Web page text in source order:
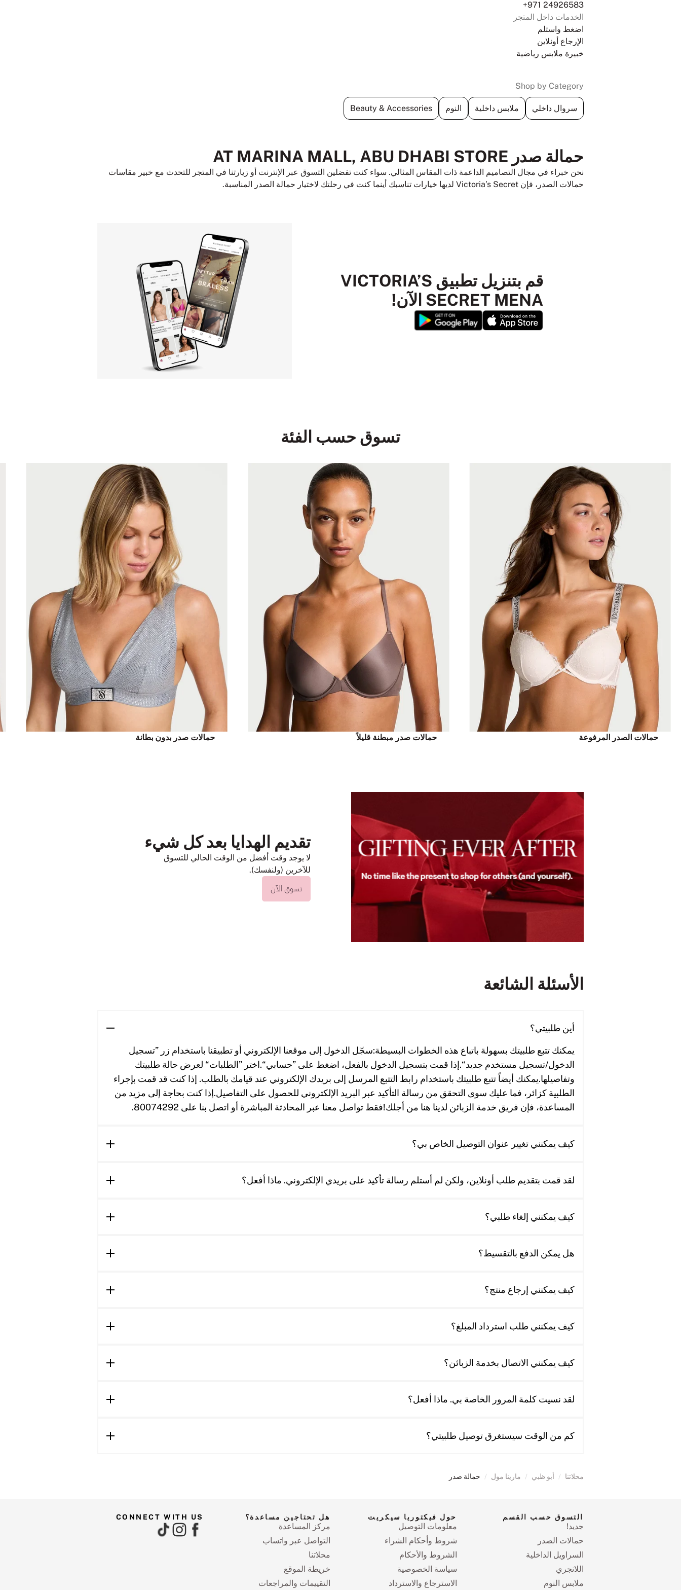
+971 24926583
الخدمات داخل المتجر
اضغط واستلم
الإرجاع أونلاين
خبيرة ملابس رياضية
Shop by Category
سروال داخلي ملابس داخلية النوم Beauty & Accessories
حمالة صدر AT MARINA MALL, ABU DHABI STORE
نحن خبراء في مجال التصاميم الداعمة ذات المقاس المثالي. سواء كنت تفضلين التسوق عبر الإنترنت أو زيارتنا في المتجر للتحدث مع خبير مقاسات
حمالات الصدر، فإن Victoria’s Secret لديها خيارات تناسبك أينما كنت في رحلتك لاختيار حمالة الصدر المناسبة.
قم بتنزيل تطبيق VICTORIA’S
SECRET MENA الآن!
تسوق حسب الفئة
حمالات الصدر المرفوعة حمالات صدر مبطنة قليلاً حمالات صدر بدون بطانة
تقديم الهدايا بعد كل شيء
لا يوجد وقت أفضل من الوقت الحالي للتسوق
للآخرين (ولنفسك).
تسوق الآن
الأسئلة الشائعة
أين طلبيتي؟
يمكنك تتبع طلبيتك بسهولة باتباع هذه الخطوات البسيطة:سجّل الدخول إلى موقعنا الإلكتروني أو تطبيقنا باستخدام زر ”تسجيل
الدخول/تسجيل مستخدم جديد“.إذا قمت بتسجيل الدخول بالفعل، اضغط على ”حسابي“.اختر ”الطلبات“ لعرض حالة طلبيتك
وتفاصيلها.يمكنك أيضاً تتبع طلبيتك باستخدام رابط التتبع المرسل إلى بريدك الإلكتروني عند قيامك بالطلب. إذا كنت قد قمت بإجراء
الطلبية كزائر، فما عليك سوى التحقق من رسالة التأكيد عبر البريد الإلكتروني للحصول على التفاصيل.إذا كنت بحاجة إلى مزيد من
المساعدة، فإن فريق خدمة الزبائن لدينا هنا من أجلك!فقط تواصل معنا عبر المحادثة المباشرة أو اتصل بنا على 80074292.
كيف يمكنني تغيير عنوان التوصيل الخاص بي؟
لقد قمت بتقديم طلب أونلاين، ولكن لم أستلم رسالة تأكيد على بريدي الإلكتروني. ماذا أفعل؟
كيف يمكنني إلغاء طلبي؟
هل يمكن الدفع بالتقسيط؟
كيف يمكنني إرجاع منتج؟
كيف يمكنني طلب استرداد المبلغ؟
كيف يمكنني الاتصال بخدمة الزبائن؟
لقد نسيت كلمة المرور الخاصة بي. ماذا أفعل؟
كم من الوقت سيستغرق توصيل طلبيتي؟
محلاتنا / أبو ظبي / مارينا مول / حمالة صدر
التسوق حسب القسم
جديد!
حمالات الصدر
السراويل الداخلية
اللانجري
ملابس النوم
حول فيكتوريا سيكريت
معلومات التوصيل
شروط وأحكام الشراء
الشروط والأحكام
سياسة الخصوصية
الاسترجاع والاسترداد
هل تحتاجين مساعدة؟
مركز المساعدة
التواصل عبر واتساب
محلاتنا
خريطة الموقع
التقييمات والمراجعات
CONNECT WITH US